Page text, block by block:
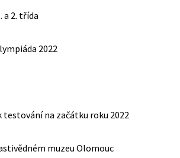
a 2. třída
2022
testování na začátku roku 2022
muzeu Olomouc